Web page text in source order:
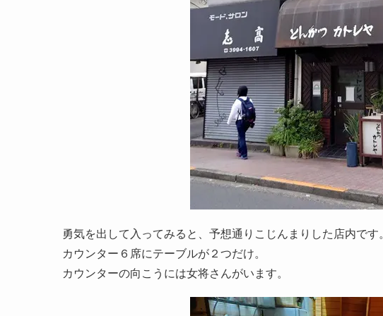
勇気を出して入ってみると、予想通りこじんまりした店内です。
カウンター６席にテーブルが２つだけ。
カウンターの向こうには女将さんがいます。